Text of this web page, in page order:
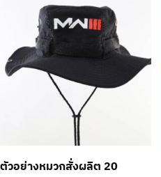
ตัวอย่างหมวกสั่งผลิต 20